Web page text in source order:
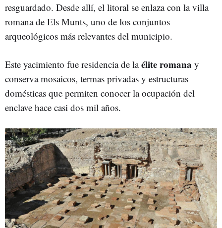
resguardado. Desde allí, el litoral se enlaza con la villa
romana de Els Munts, uno de los conjuntos
arqueológicos más relevantes del municipio.
Este yacimiento fue residencia de laélite romana y
conserva mosaicos, termas privadas y estructuras
domésticas que permiten conocer la ocupación del
enclave hace casi dos mil años.